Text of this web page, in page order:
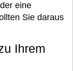
eine
Sie daraus
Ihrem